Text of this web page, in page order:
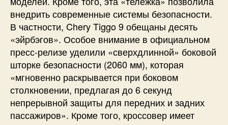
внедрить современные системы безопасности.
В частности, Chery Tiggo 9 обещаны десять
«эйрбэгов». Особое внимание в официальном
пресс-релизе уделили «сверхдлинной» боковой
шторке безопасности (2060 мм), которая
«мгновенно раскрывается при боковом
столкновении, предлагая до 6 секунд
непрерывной защиты для передних и задних
пассажиров». Кроме того, кроссовер имеет